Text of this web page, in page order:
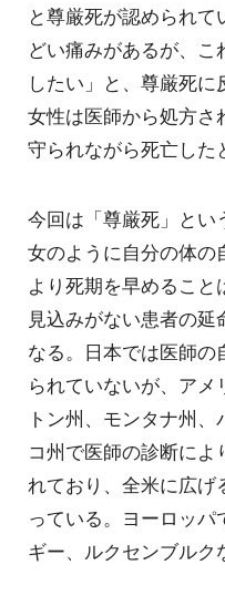
と尊厳死が認められ
どい痛みがあるが、
したい」と、尊厳死に
女性は医師から処方さ
守られながら死亡した
今回は「尊厳死」とい
女のように自分の体の
より死期を早めるこ
見込みがない患者の
なる。日本では医師
られていないが、ア
トン州、モンタナ州
コ州で医師の診断に
れており、全米に広げ
っている。ヨーロッ
ギー、ルクセンブルク